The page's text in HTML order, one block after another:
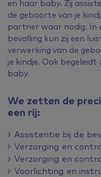
en haar baby. Zij
de geboorte van je
partner waar nodig. In
bevalling kun zij een
verwerking van de
je kindje. Ook begeleidt
baby.
We zetten de
een rij:
Assistentie bij de
Verzorging en
Verzorging en
Voorlichting en